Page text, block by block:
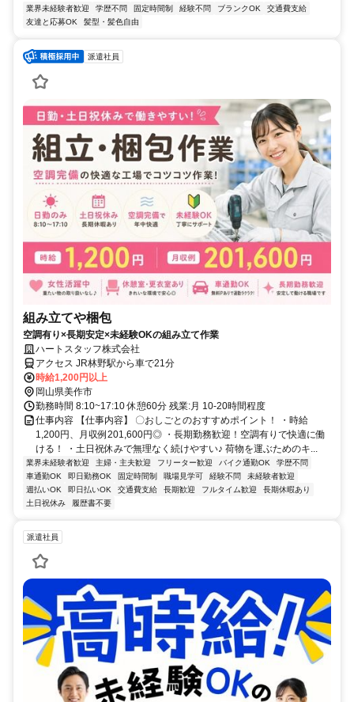
業界未経験者歓迎 学歴不問 固定時間制 経験不問 ブランクOK
交通費支給
友達と応募OK
髪型・髪色自由
派遣社員
組み立てや梱包
空調有り×長期安定×未経験OKの組み立て作業
ハートスタッフ株式会社
アクセス JR林野駅から車で21分
時給1,200円以上
岡山県美作市
勤務時間 8:10~17:10 休憩60分 残業:月 10-20時間程度
仕事内容 【仕事内容】 〇おしごとのおすすめポイント！ ・時給
1,200円、月収例201,600円◎ ・長期勤務歓迎！空調有りで快適に働
ける！ ・土日祝休みで無理なく続けやすい♪ 荷物を運ぶためのキ...
業界未経験者歓迎 主婦・主夫歓迎 フリーター歓迎 バイク通勤OK
学歴不問
車通勤OK
即日勤務OK 固定時間制 職場見学可 経験不問
未経験者歓迎
週払いOK
即日払いOK 交通費支給 長期歓迎 フルタイム歓迎
長期休暇あり
土日祝休み
履歴書不要
派遣社員